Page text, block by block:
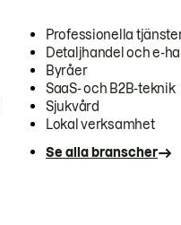
Professionella
Detaljhandel och e-
Byråer
SaaS- och B2B-teknik
Sjukvård
Lokal verksamhet
Se alla branscher